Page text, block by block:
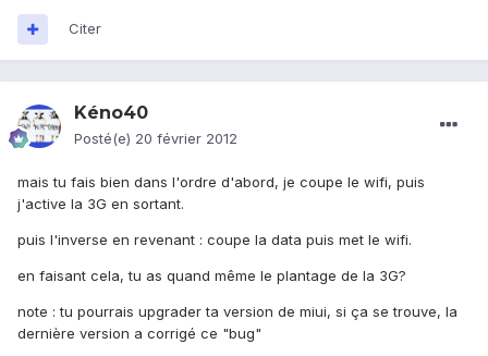
Citer
Kéno40
Posté(e) 20 février 2012
mais tu fais bien dans l'ordre d'abord, je coupe le wifi, puis
j'active la 3G en sortant.
puis l'inverse en revenant : coupe la data puis met le wifi.
en faisant cela, tu as quand même le plantage de la 3G?
note : tu pourrais upgrader ta version de miui, si ça se trouve, la
dernière version a corrigé ce "bug"